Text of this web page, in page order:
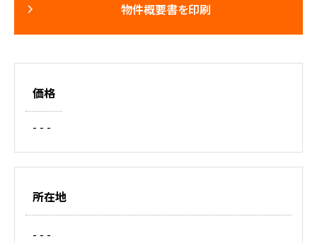
物件概要書を印刷
価格
- - -
所在地
- - -